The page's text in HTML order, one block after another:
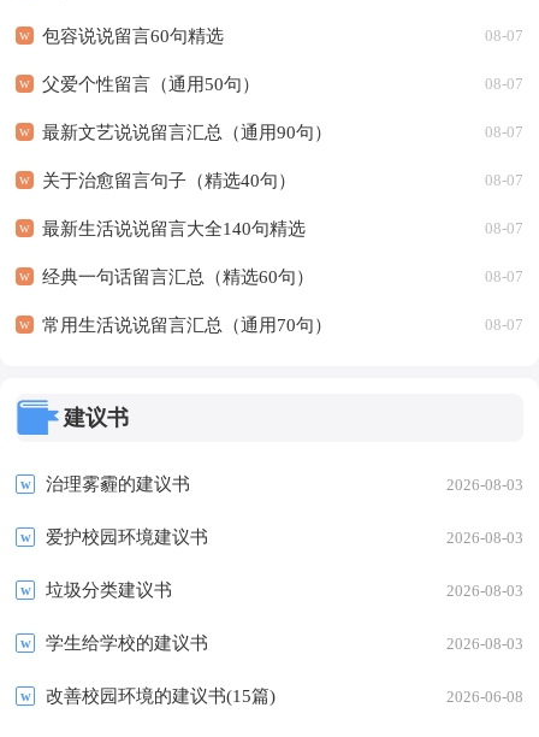
包容说说留言60句精选 08-07
父爱个性留言（通用50句） 08-07
最新文艺说说留言汇总（通用90句） 08-07
关于治愈留言句子（精选40句） 08-07
最新生活说说留言大全140句精选 08-07
经典一句话留言汇总（精选60句） 08-07
常用生活说说留言汇总（通用70句） 08-07
建议书
治理雾霾的建议书 2026-08-03
爱护校园环境建议书 2026-08-03
垃圾分类建议书 2026-08-03
学生给学校的建议书 2026-08-03
改善校园环境的建议书(15篇) 2026-06-08